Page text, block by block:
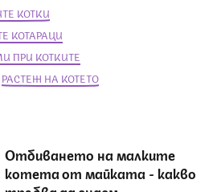
КОТКИ
КОТАРАЦИ
ПРИ КОТКИТЕ
РАСТЕЖ НА КОТЕТО
Отбиването на малките
котета от майката - какво